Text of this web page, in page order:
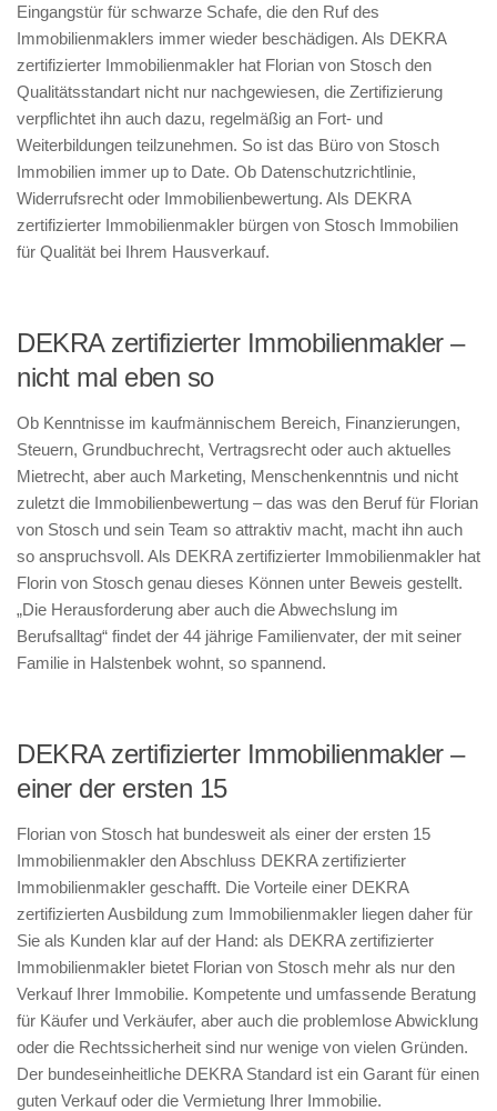
Eingangstür für schwarze Schafe, die den Ruf des
Immobilienmaklers immer wieder beschädigen. Als DEKRA
zertifizierter Immobilienmakler hat Florian von Stosch den
Qualitätsstandart nicht nur nachgewiesen, die Zertifizierung
verpflichtet ihn auch dazu, regelmäßig an Fort- und
Weiterbildungen teilzunehmen. So ist das Büro von Stosch
Immobilien immer up to Date. Ob Datenschutzrichtlinie,
Widerrufsrecht oder Immobilienbewertung. Als DEKRA
zertifizierter Immobilienmakler bürgen von Stosch Immobilien
für Qualität bei Ihrem Hausverkauf.
DEKRA zertifizierter Immobilienmakler –
nicht mal eben so
Ob Kenntnisse im kaufmännischem Bereich, Finanzierungen,
Steuern, Grundbuchrecht, Vertragsrecht oder auch aktuelles
Mietrecht, aber auch Marketing, Menschenkenntnis und nicht
zuletzt die Immobilienbewertung – das was den Beruf für Florian
von Stosch und sein Team so attraktiv macht, macht ihn auch
so anspruchsvoll. Als DEKRA zertifizierter Immobilienmakler hat
Florin von Stosch genau dieses Können unter Beweis gestellt.
„Die Herausforderung aber auch die Abwechslung im
Berufsalltag“ findet der 44 jährige Familienvater, der mit seiner
Familie in Halstenbek wohnt, so spannend.
DEKRA zertifizierter Immobilienmakler –
einer der ersten 15
Florian von Stosch hat bundesweit als einer der ersten 15
Immobilienmakler den Abschluss DEKRA zertifizierter
Immobilienmakler geschafft. Die Vorteile einer DEKRA
zertifizierten Ausbildung zum Immobilienmakler liegen daher für
Sie als Kunden klar auf der Hand: als DEKRA zertifizierter
Immobilienmakler bietet Florian von Stosch mehr als nur den
Verkauf Ihrer Immobilie. Kompetente und umfassende Beratung
für Käufer und Verkäufer, aber auch die problemlose Abwicklung
oder die Rechtssicherheit sind nur wenige von vielen Gründen.
Der bundeseinheitliche DEKRA Standard ist ein Garant für einen
guten Verkauf oder die Vermietung Ihrer Immobilie.